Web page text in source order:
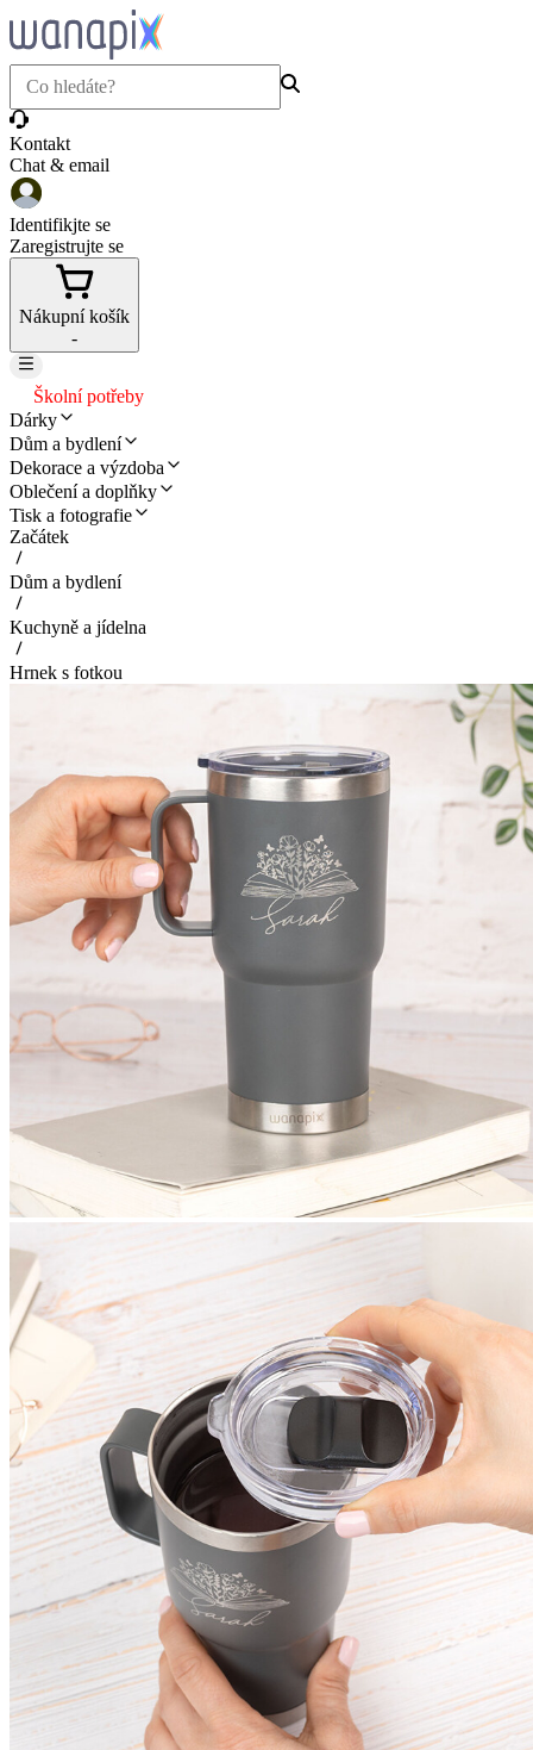
Kontakt
Chat & email
Identifikjte se
Zaregistrujte se
Nákupní košík
-
Školní potřeby
Dárky
Dům a bydlení
Dekorace a výzdoba
Oblečení a doplňky
Tisk a fotografie
Začátek
Dům a bydlení
Kuchyně a jídelna
Hrnek s fotkou